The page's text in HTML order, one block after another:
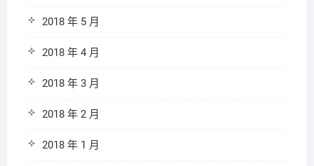
2018 年 5 月
2018 年 4 月
2018 年 3 月
2018 年 2 月
2018 年 1 月